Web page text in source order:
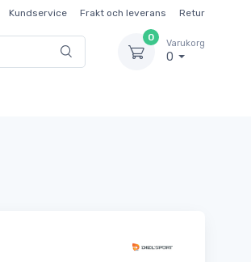
Kundservice Frakt och leverans Retur
0
Varukorg
0